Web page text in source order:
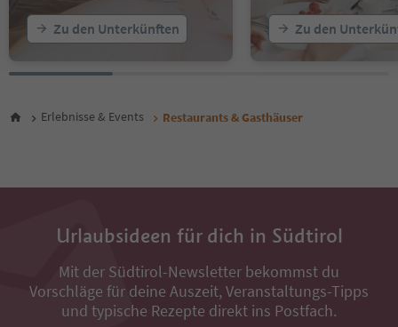
Zu den Unterkünften Zu den
Erlebnisse & Events Restaurants & Gasthäuser
Urlaubsideen für dich in Südtirol
Mit der Südtirol-Newsletter bekommst du
Vorschläge für deine Auszeit, Veranstaltungs-Tipps
und typische Rezepte direkt ins Postfach.